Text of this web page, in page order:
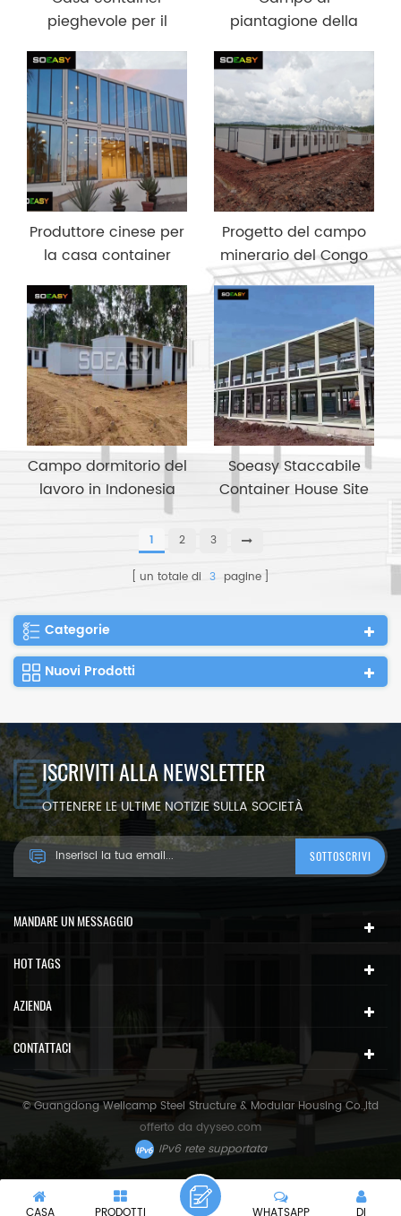
pieghevole per il
slovacco
piantagione della
container
Produttore cinese per
la casa container
pavimento per
showroom di lusso
Progetto del campo
minerario del Congo
Campo dormitorio del
lavoro in Indonesia
Soeasy Staccabile
Container House Site
Office Sala riunioni
1 2 3
un totale di 3 pagine
Categorie
Nuovi Prodotti
ISCRIVITI ALLA NEWSLETTER
OTTENERE LE ULTIME NOTIZIE SULLA SOCIETÀ
MANDARE UN MESSAGGIO
HOT TAGS
AZIENDA
CONTATTACI
© Guangdong Wellcamp Steel Structure & Modular Housing Co.,ltd
offerto da dyyseo.com
IPv6 rete supportata